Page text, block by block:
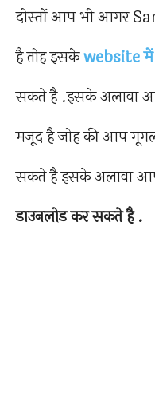
दोस्तों आप भी आगर
है तोह इसकेwebsite में
सकते है .इसके अलावा
मजूद है जोह की आप
सकते है इसके अलावा
डाउनलोड कर सकते है .